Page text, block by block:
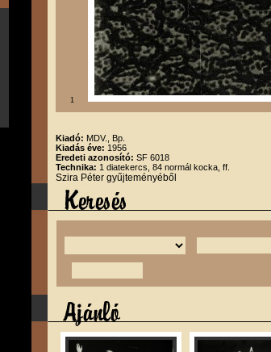
1
Kiadó: MDV., Bp.
Kiadás éve: 1956
Eredeti azonosító: SF 6018
Technika: 1 diatekercs, 84 normál kocka, ff.
Szira Péter gyűjteményéből